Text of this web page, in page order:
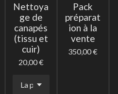
Nettoya
ge de
canapés
(tissu et
cuir)
20,00 €
Pack
préparat
ion à la
vente
350,00 €